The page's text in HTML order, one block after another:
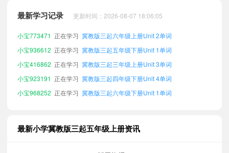
最新学习记录 更新时间：2026-08-07 18:06:05
小宝354779 正在学习 冀教版三起六年级上册Unit 3单词
小宝773471 正在学习 冀教版三起六年级上册Unit 2单词
小宝936612 正在学习 冀教版三起五年级下册Unit 1单词
小宝416862 正在学习 冀教版三起三年级上册Unit 3单词
小宝923191 正在学习 冀教版三起四年级下册Unit 4单词
小宝968252 正在学习 冀教版三起六年级下册Unit 1单词
小宝511481 正在学习
冀教版三起六年级下册Unit 4单词
最新小学冀教版三起五年级上册资讯